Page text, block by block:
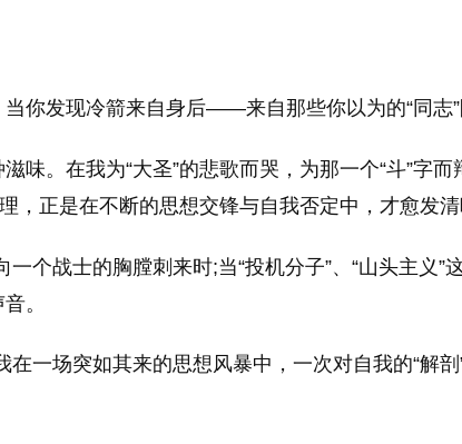
你发现冷箭来自身后——来自那些你以为的“同志”
。在我为“大圣”的悲歌而哭，为那一个“斗”字
，正是在不断的思想交锋与自我否定中，才愈发清
个战士的胸膛刺来时;当“投机分子”、“山头主义
。
一场突如其来的思想风暴中，一次对自我的“解